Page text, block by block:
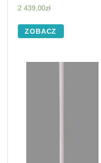
2 439,00zł
ZOBACZ